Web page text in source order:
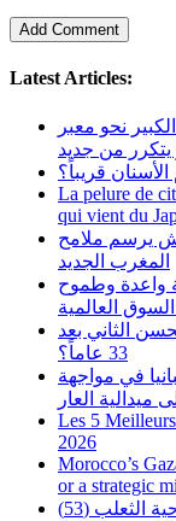
Latest Articles:
نحو معبر
يتكرر من جديد
قريباً؟
La pelure de
qui vient du
يرسم ملامح
المغرب الجديد
واعدة وطموح
السوق العالمية
الثاني بعد
33 عاماً؟
وإسبانيا في مواجهة
ميدالية العار
Les 5
2026
Morocco’s
or a strategic
الثعلب (53)